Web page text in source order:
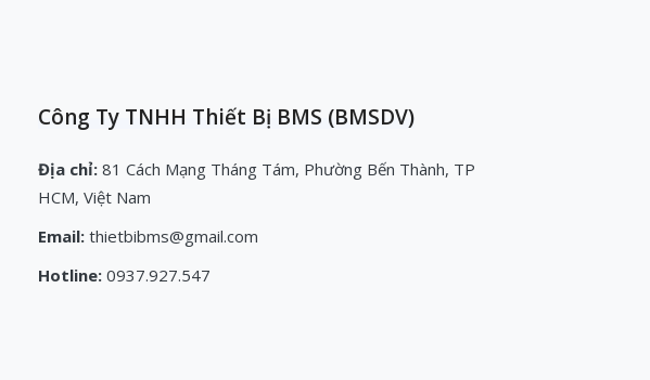
Công Ty TNHH Thiết Bị BMS (BMSDV)
Địa chỉ: 81 Cách Mạng Tháng Tám, Phường Bến Thành, TP
HCM, Việt Nam
Email: thietbibms@gmail.com
Hotline: 0937.927.547